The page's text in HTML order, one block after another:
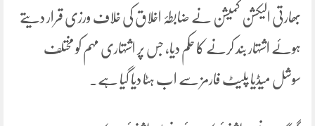
بھارتی الیکشن کمیشن نے ضابطۂ اخلاق کی خلاف ورزی قرار دیتے
ہوئے اشتہار بند کرنے کا حکم دیا، جس پر اشتہاری مہم کو مختلف
سوشل میڈیا پلیٹ فارمز سے اب ہٹا دیا گیا ہے۔